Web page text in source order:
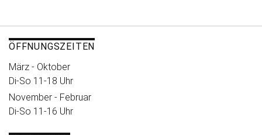
ÖFFNUNGSZEITEN
März - Oktober
Di-So 11-18 Uhr
November - Februar
Di-So 11-16 Uhr